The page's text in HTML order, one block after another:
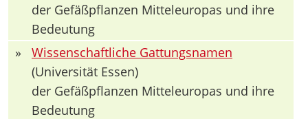
der Gefäßpflanzen Mitteleuropas und ihre
Bedeutung
»
Wissenschaftliche Gattungsnamen
(Universität Essen)
der Gefäßpflanzen Mitteleuropas und ihre
Bedeutung